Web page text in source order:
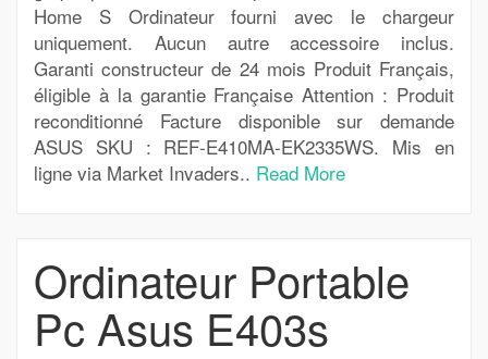
Home S Ordinateur fourni avec le chargeur
uniquement. Aucun autre accessoire inclus.
Garanti constructeur de 24 mois Produit Français,
éligible à la garantie Française Attention : Produit
reconditionné Facture disponible sur demande
ASUS SKU : REF-E410MA-EK2335WS. Mis en
ligne via Market Invaders.. Read More
Ordinateur Portable
Pc Asus E403s